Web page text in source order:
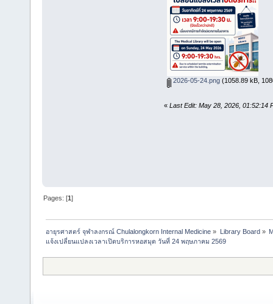
2026-05-24.png(1058.89 kB,
« Last Edit: May 28, 2026, 01:52:14
Pages: [1]
อายุรศาสตร์ จุฬาลงกรณ์ Chulalongkorn Internal Medicine » Library Board»
แจ้งเปลี่ยนแปลงเวลาเปิดบริการหอสมุด วันที่ 24 พฤษภาคม 2569